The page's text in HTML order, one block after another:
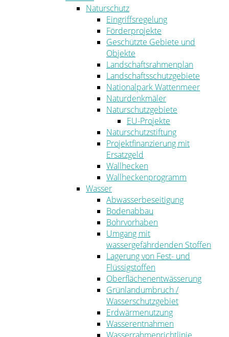
Naturschutz
Eingriffsregelung
Förderprojekte
Geschützte Gebiete und
Objekte
Landschaftsrahmenplan
Landschaftsschutzgebiete
Nationalpark Wattenmeer
Naturdenkmäler
Naturschutzgebiete
EU-Projekte
Naturschutzstiftung
Projektfinanzierung mit
Ersatzgeld
Wallhecken
Wallheckenprogramm
Wasser
Abwasserbeseitigung
Bodenabbau
Bohrvorhaben
Umgang mit
wassergefährdenden Stoffen
Lagerung von Fest- und
Flüssigstoffen
Oberflächenentwässerung
Grünlandumbruch /
Wasserschutzgebiet
Erdwärmenutzung
Wasserentnahmen